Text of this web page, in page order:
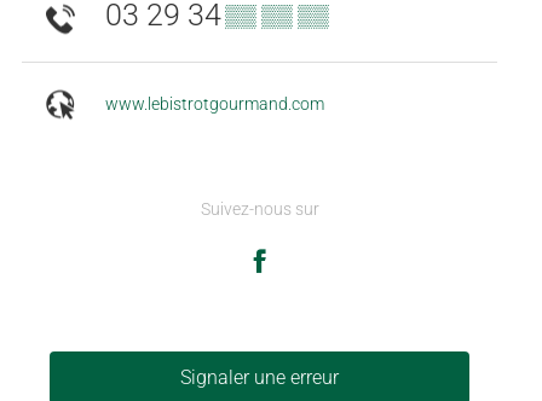
03 29 34▒▒ ▒▒ ▒▒
www.lebistrotgourmand.com
Suivez-nous sur
Signaler une erreur